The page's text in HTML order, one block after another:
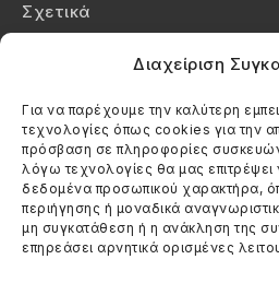
Διαχείριση
Για να παρέχουμε την καλύτερη
τεχνολογίες όπως cookies για την
πρόσβαση σε πληροφορίες
λόγω τεχνολογίες θα μας
δεδομένα προσωπικού χαρακτήρα,
περιήγησης ή μοναδικά
μη συγκατάθεση ή η ανάκληση της
επηρεάσει αρνητικά ορισμένες
Σχετικά
Πολιτική Cookies (ΕΕ)
Στοιχεία Επικοινωνίας
Καλεσέ μας
(+30) 6974123481